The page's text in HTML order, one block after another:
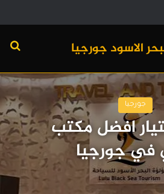
الشامل لاستكشاف جورجيا
الاسود جورجيا
جورجيا
افضل مكتب
جورجيا